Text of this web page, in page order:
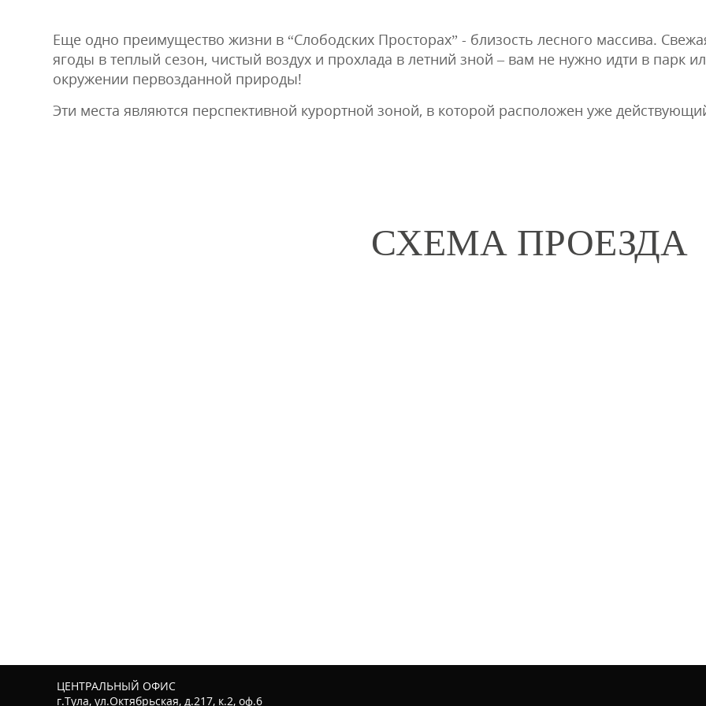
Еще одно преимущество жизни в “Слободских Просторах” - близость лесного массива.
ягоды в теплый сезон, чистый воздух и прохлада в летний зной – вам не нужно идти в парк
окружении первозданной природы!
Эти места являются перспективной курортной зоной, в которой расположен уже
СХЕМА ПРОЕЗДА
ЦЕНТРАЛЬНЫЙ ОФИС
г.Тула, ул.Октябрьская, д.217, к.2, оф.6